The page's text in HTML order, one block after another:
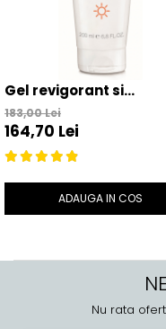
Gel revigorant si
calmant/reparator
soare, gama Sun
- 200ml – Bruno Vassari
183,00 Lei
164,70 Lei
ADAUGA IN COS
Nu rata